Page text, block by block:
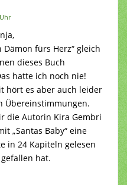
Dämon fürs Herz“ gleich
dieses Buch
hatte ich noch nie!
hört es aber auch leider
Übereinstimmungen.
die Autorin Kira Gembri
„Santas Baby“ eine
in 24 Kapiteln gelesen
hat.